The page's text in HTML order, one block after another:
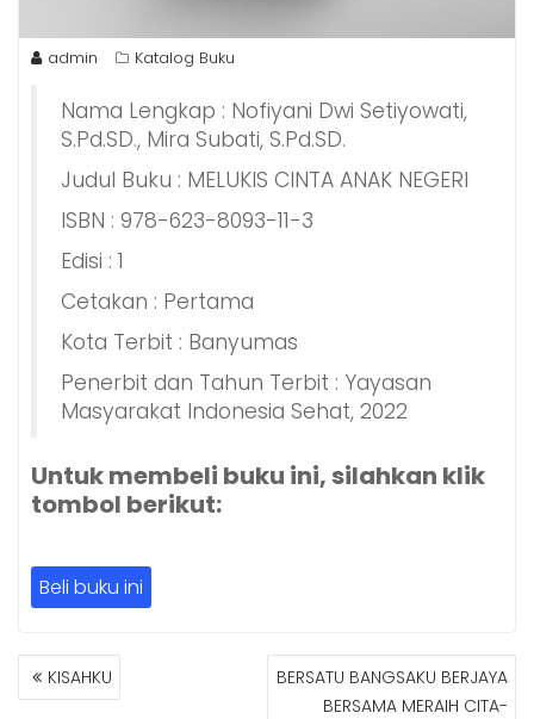
admin Katalog Buku
Nama Lengkap : Nofiyani Dwi Setiyowati,
S.Pd.SD., Mira Subati, S.Pd.SD.
Judul Buku : MELUKIS CINTA ANAK NEGERI
ISBN : 978-623-8093-11-3
Edisi : 1
Cetakan : Pertama
Kota Terbit : Banyumas
Penerbit dan Tahun Terbit : Yayasan
Masyarakat Indonesia Sehat, 2022
Untuk membeli buku ini, silahkan klik
tombol berikut:
Beli buku ini
NAVIGASI
POSKISAHKU
BERSATU BANGSAKU BERJAYA
BERSAMA MERAIH CITA-